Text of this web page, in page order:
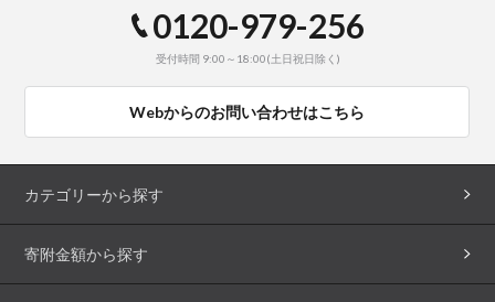
0120-979-256
受付時間 9:00～18:00(土日祝日除く)
Webからのお問い合わせはこちら
カテゴリーから探す
寄附金額から探す